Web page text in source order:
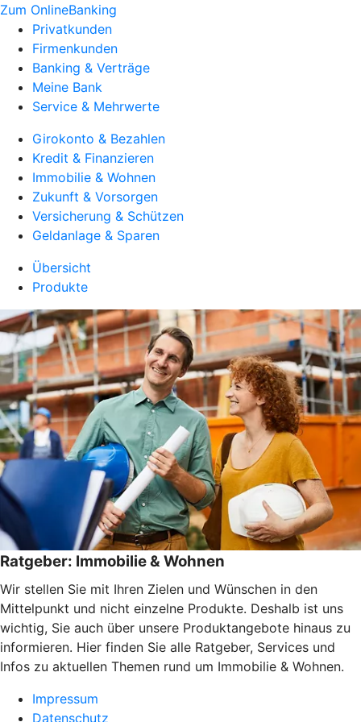
Zum OnlineBanking
Privatkunden
Firmenkunden
Banking & Verträge
Meine Bank
Service & Mehrwerte
Girokonto & Bezahlen
Kredit & Finanzieren
Immobilie & Wohnen
Zukunft & Vorsorgen
Versicherung & Schützen
Geldanlage & Sparen
Übersicht
Produkte
Ratgeber: Immobilie & Wohnen
Wir stellen Sie mit Ihren Zielen und Wünschen in den
Mittelpunkt und nicht einzelne Produkte. Deshalb ist uns
wichtig, Sie auch über unsere Produktangebote hinaus zu
informieren. Hier finden Sie alle Ratgeber, Services und
Infos zu aktuellen Themen rund um Immobilie & Wohnen.
Impressum
Datenschutz